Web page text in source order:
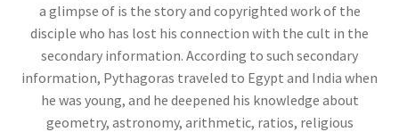
イェール大学の関連人物
ギブス・山川健次郎・ナイキスト等
が学んだ名門
a glimpse of is the story and copyrighted work of the
disciple who has lost his connection with the cult in the
secondary information. According to such secondary
information, Pythagoras traveled to Egypt and India when
he was young, and he deepened his knowledge about
geometry, astronomy, arithmetic, ratios, religious